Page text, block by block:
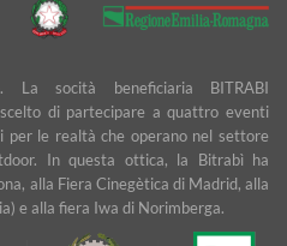
La socità beneficiaria BITRABI
scelto di partecipare a quattro eventi
le realtà che operano nel settore
In questa ottica, la Bitrabì ha
alla Fiera Cinegètica di Madrid, alla
e alla fiera Iwa di Norimberga.